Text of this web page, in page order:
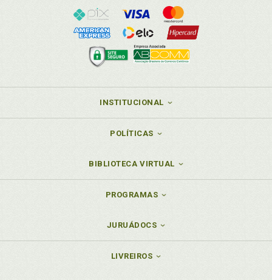
INSTITUCIONAL
POLÍTICAS
BIBLIOTECA VIRTUAL
PROGRAMAS
JURUÁDOCS
LIVREIROS